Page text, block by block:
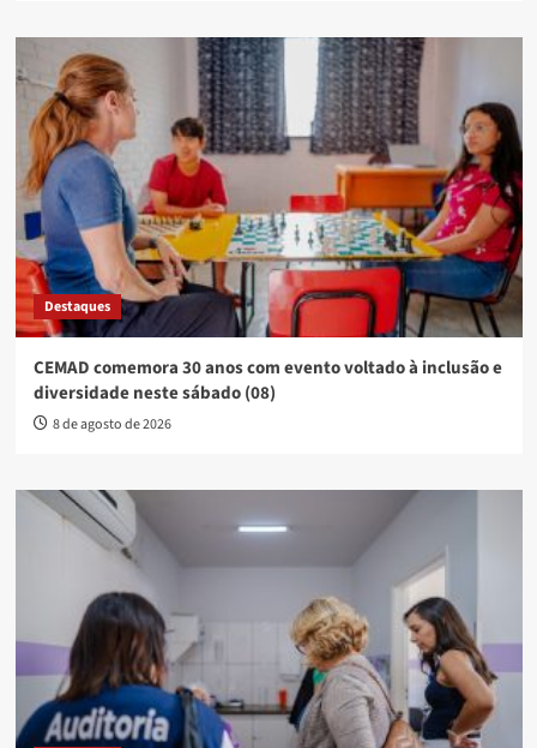
Destaques
CEMAD comemora 30 anos com evento voltado à inclusão e
diversidade neste sábado (08)
8 de agosto de 2026